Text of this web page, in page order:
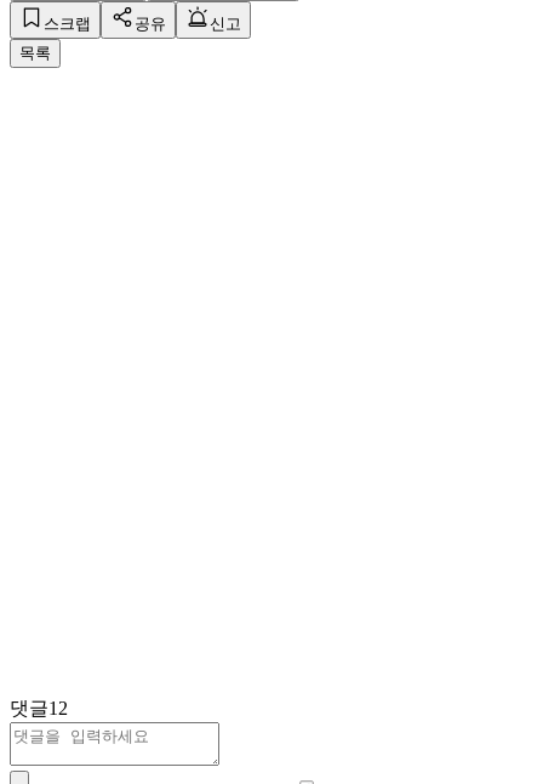
스크랩 공유
신고
목록
댓글12